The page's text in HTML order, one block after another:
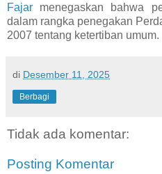
Fajar menegaskan bahwa
dalam rangka penegakan
2007 tentang ketertiban umum.
di Desember 11, 2025
Berbagi
Tidak ada komentar:
Posting Komentar